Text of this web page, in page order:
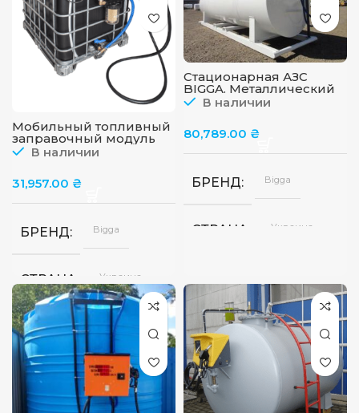
Мобильный топливный
заправочный модуль
для ДТ, 1000 л, 220 В
В наличии
31,957.00 ₴
БРЕНД Bigga
СТРАНА Украина
Стационарная АЗС
BIGGA. Металлический
резервуар
В наличии
80,789.00 ₴
БРЕНД Bigga
СТРАНА Украина